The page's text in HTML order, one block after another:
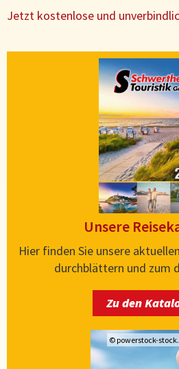
Jetzt kostenlose und
Unsere
Hier finden Sie unsere
durchblättern und zum
Zu den
© powerstock-